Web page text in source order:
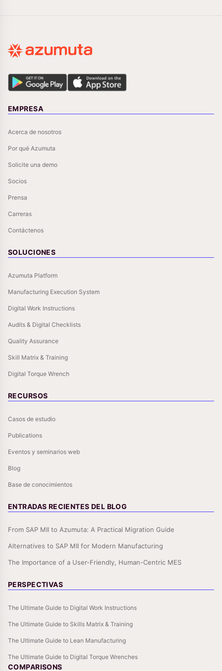
EMPRESA
Acerca de nosotros
Por qué Azumuta
Solicite una demo
Socios
Prensa
Carreras
Contáctenos
SOLUCIONES
Azumuta Platform
Manufacturing Execution System
Digital Work Instructions
Audits & Digital Checklists
Quality Assurance
Skill Matrix & Training
Digital Torque Wrench
RECURSOS
Casos de estudio
Publications
Eventos y seminarios web
Blog
Base de conocimientos
ENTRADAS RECIENTES DEL BLOG
From SAP MII to Azumuta: A Practical Migration Guide
Alternatives to SAP MII for Modern Manufacturing
The Importance of a User-Friendly, Human-Centric MES
PERSPECTIVAS
The Ultimate Guide to Digital Work Instructions
The Ultimate Guide to Skills Matrix & Training
The Ultimate Guide to Lean Manufacturing
The Ultimate Guide to Digital Torque Wrenches
COMPARISONS